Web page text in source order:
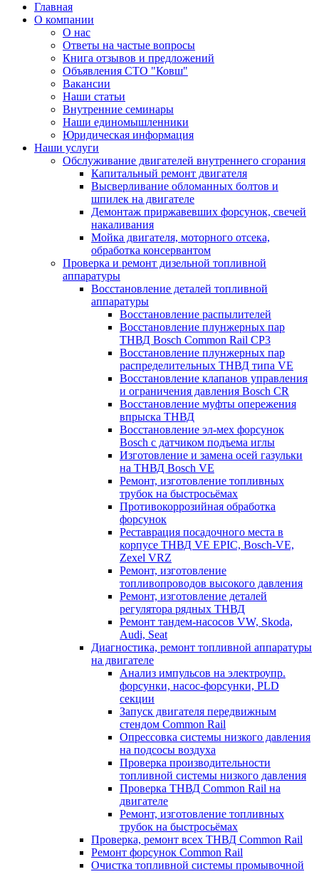
Главная
О компании
О нас
Ответы на частые вопросы
Книга отзывов и предложений
Объявления СТО "Ковш"
Вакансии
Наши статьи
Внутренние семинары
Наши единомышленники
Юридическая информация
Наши услуги
Обслуживание двигателей внутреннего сгорания
Капитальный ремонт двигателя
Высверливание обломанных болтов и
шпилек на двигателе
Демонтаж приржавевших форсунок, свечей
накаливания
Мойка двигателя, моторного отсека,
обработка консервантом
Проверка и ремонт дизельной топливной
аппаратуры
Восстановление деталей топливной
аппаратуры
Восстановление распылителей
Восстановление плунжерных пар
ТНВД Bosch Common Rail CP3
Восстановление плунжерных пар
распределительных ТНВД типа VE
Восстановление клапанов управления
и ограничения давления Bosch CR
Восстановление муфты опережения
впрыска ТНВД
Восстановление эл-мех форсунок
Bosch с датчиком подъема иглы
Изготовление и замена осей газульки
на ТНВД Bosch VE
Ремонт, изготовление топливных
трубок на быстросьёмах
Противокоррозийная обработка
форсунок
Реставрация посадочного места в
корпусе ТНВД VE EPIC, Bosch-VE,
Zexel VRZ
Ремонт, изготовление
топливопроводов высокого давления
Ремонт, изготовление деталей
регулятора рядных ТНВД
Ремонт тандем-насосов VW, Skoda,
Audi, Seat
Диагностика, ремонт топливной аппаратуры
на двигателе
Анализ импульсов на электроупр.
форсунки, насос-форсунки, PLD
секции
Запуск двигателя передвижным
стендом Common Rail
Опрессовка системы низкого давления
на подсосы воздуха
Проверка производительности
топливной системы низкого давления
​Проверка ТНВД Common Rail на
двигателе
Ремонт, изготовление топливных
трубок на быстросьёмах
Проверка, ремонт всех ТНВД Common Rail
Ремонт форсунок Common Rail
Очистка топливной системы промывочной